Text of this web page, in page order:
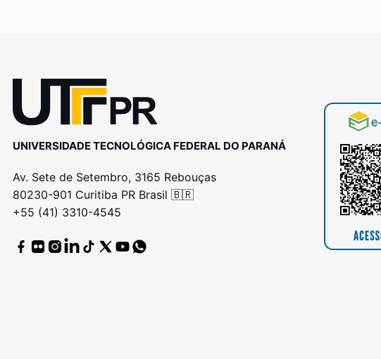
UNIVERSIDADE TECNOLÓGICA FEDERAL DO PARANÁ
Av. Sete de Setembro, 3165 Rebouças
80230-901 Curitiba PR Brasil 🇧🇷
+55 (41) 3310-4545